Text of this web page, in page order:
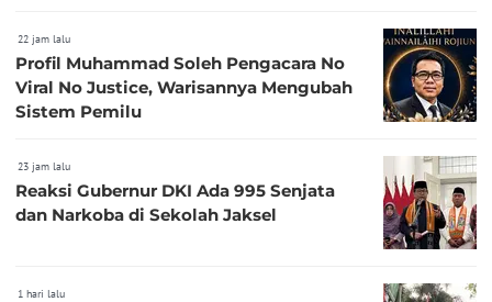
22 jam lalu
Profil Muhammad Soleh Pengacara No
Viral No Justice, Warisannya Mengubah
Sistem Pemilu
23 jam lalu
Reaksi Gubernur DKI Ada 995 Senjata
dan Narkoba di Sekolah Jaksel
1 hari lalu